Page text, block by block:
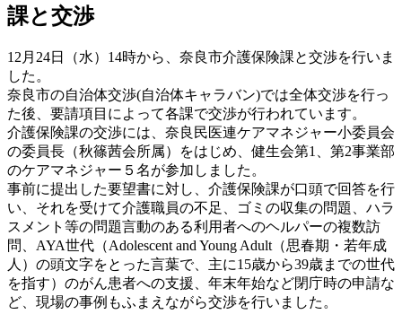
課と交渉
12月24日（水）14時から、奈良市介護保険課と交渉を行いま
した。
奈良市の自治体交渉(自治体キャラバン)では全体交渉を行っ
た後、要請項目によって各課で交渉が行われています。
介護保険課の交渉には、奈良民医連ケアマネジャー小委員会
の委員長（秋篠茜会所属）をはじめ、健生会第1、第2事業部
のケアマネジャー５名が参加しました。
事前に提出した要望書に対し、介護保険課が口頭で回答を行
い、それを受けて介護職員の不足、ゴミの収集の問題、ハラ
スメント等の問題言動のある利用者へのヘルパーの複数訪
問、AYA世代（Adolescent and Young Adult（思春期・若年成
人）の頭文字をとった言葉で、主に15歳から39歳までの世代
を指す）のがん患者への支援、年末年始など閉庁時の申請な
ど、現場の事例もふまえながら交渉を行いました。